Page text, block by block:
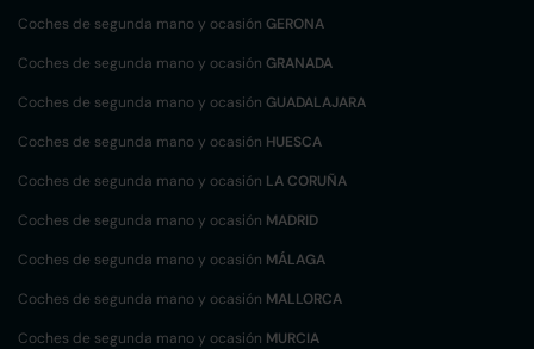
Coches de segunda mano y ocasión GERONA
Coches de segunda mano y ocasión GRANADA
Coches de segunda mano y ocasión GUADALAJARA
Coches de segunda mano y ocasión HUESCA
Coches de segunda mano y ocasión LA CORUÑA
Coches de segunda mano y ocasión MADRID
Coches de segunda mano y ocasión MÁLAGA
Coches de segunda mano y ocasión MALLORCA
Coches de segunda mano y ocasión MURCIA